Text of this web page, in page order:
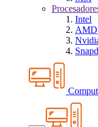
Intel
AMD